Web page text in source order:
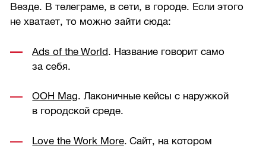
Везде. В телеграме, в сети, в городе. Если этого
не хватает, то можно зайти сюда:
Ads of the World. Название говорит само
за себя.
OOH Mag. Лаконичные кейсы с наружкой
в городской среде.
Love the Work More. Сайт, на котором